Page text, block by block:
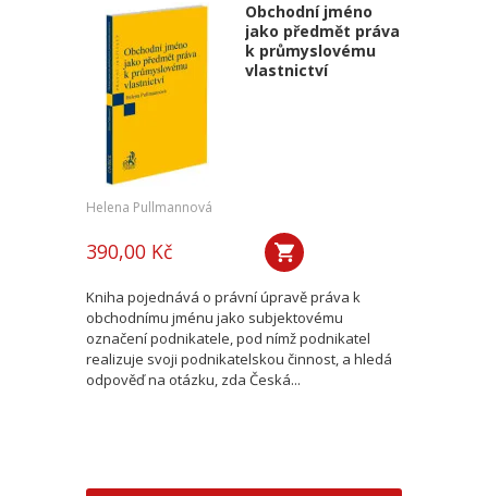
Obchodní jméno
jako předmět práva
k průmyslovému
vlastnictví
Helena Pullmannová
390,00 Kč
Kniha pojednává o právní úpravě práva k
obchodnímu jménu jako subjektovému
označení podnikatele, pod nímž podnikatel
realizuje svoji podnikatelskou činnost, a hledá
odpověď na otázku, zda Česká...